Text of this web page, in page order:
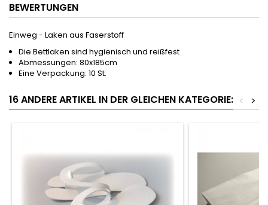
BEWERTUNGEN
Einweg - Laken aus Faserstoff
Die Bettlaken sind hygienisch und reißfest
Abmessungen: 80x185cm
Eine Verpackung: 10 St.
16 ANDERE ARTIKEL IN DER GLEICHEN KATEGORIE: >
<